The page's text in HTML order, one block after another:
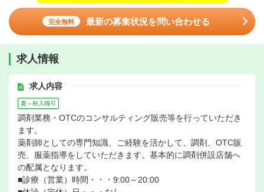
完全無料 最新の募集状況を問い合わせる
求人情報
求人内容
夏～秋入職可
調剤業務・OTCのコンサルティング販売等を行っていただき
ます。
薬剤師としての専門知識、ご経験を活かして、調剤、OTC販
売、服薬指導をしていただきます。基本的に調剤併設店舗へ
の配属となります。
■診療（営業）時間・・・9:00～20:00